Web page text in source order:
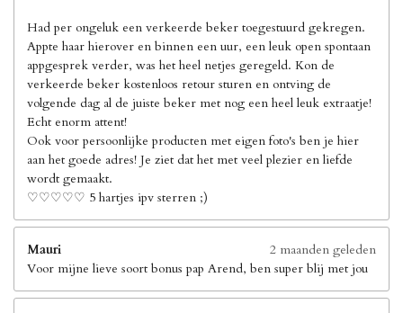
Had per ongeluk een verkeerde beker toegestuurd gekregen.
Appte haar hierover en binnen een uur, een leuk open spontaan
appgesprek verder, was het heel netjes geregeld. Kon de
verkeerde beker kostenloos retour sturen en ontving de
volgende dag al de juiste beker met nog een heel leuk extraatje!
Echt enorm attent!
Ook voor persoonlijke producten met eigen foto's ben je hier
aan het goede adres! Je ziet dat het met veel plezier en liefde
wordt gemaakt.
♡♡♡♡♡ 5 hartjes ipv sterren ;)
Mauri
2 maanden geleden
Voor mijne lieve soort bonus pap Arend, ben super blij met jou